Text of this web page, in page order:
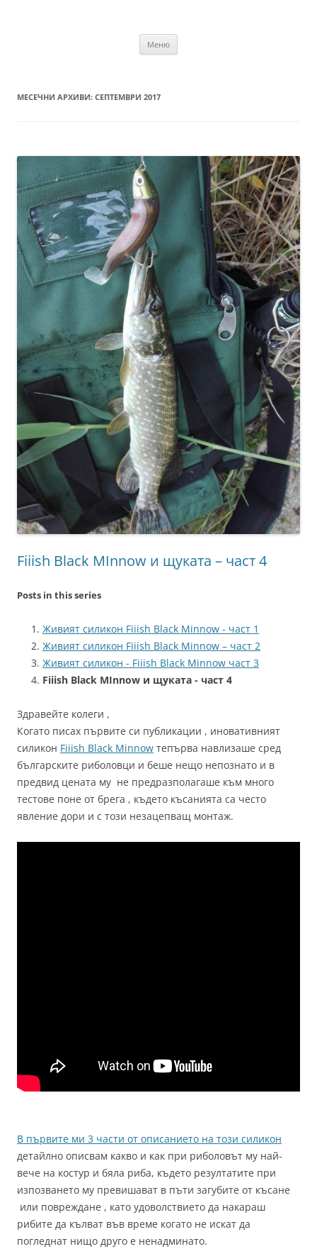
Меню
МЕСЕЧНИ АРХИВИ: СЕПТЕМВРИ 2017
Fiiish Black MInnow и щуката – част 4
Posts in this series
Живият силикон Fiiish Black Minnow - част 1
Живият силикон Fiiish Black Minnow – част 2
Живият силикон - Fiiish Black Minnow част 3
Fiiish Black MInnow и щуката - част 4
Здравейте колеги ,
Когато писах първите си публикации , иновативният
силикон Fiiish Black Minnow тепърва навлизаше сред
българските риболовци и беше нещо непознато и в
предвид цената му не предразполагаше към много
тестове поне от брега , където късанията са често
явление дори и с този незацепващ монтаж.
В първите ми 3 части от описанието на този силикон
детайлно описвам какво и как при риболовът му най-
вече на костур и бяла риба, където резултатите при
изпозването му превишават в пъти загубите от късане
или повреждане , като удоволствието да накараш
рибите да кълват във време когато не искат да
погледнат нищо друго е ненадминато.